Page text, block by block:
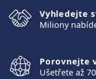
Vyhledejte
Miliony
Porovnejte
Ušetřete až